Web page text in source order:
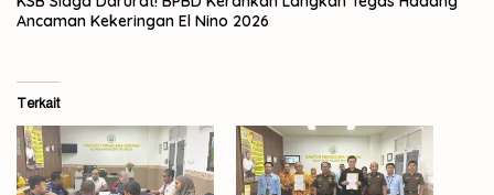
Ancaman Kekeringan El Nino 2026
Terkait